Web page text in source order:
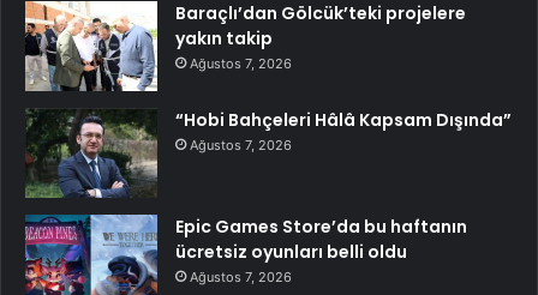
Baraçlı’dan Gölcük’teki projelere
yakın takip
Ağustos 7, 2026
“Hobi Bahçeleri Hâlâ Kapsam Dışında”
Ağustos 7, 2026
Epic Games Store’da bu haftanın
ücretsiz oyunları belli oldu
Ağustos 7, 2026